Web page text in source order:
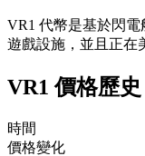
VR1 代幣是基於閃電
遊戲設施，並且正在
VR1 價格歷史
時間
價格變化